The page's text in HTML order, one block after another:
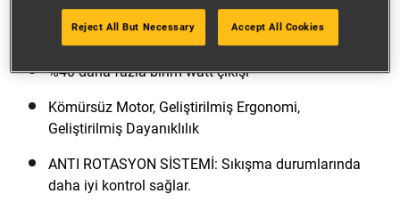
%40 daha fazla birim watt çıkışı
Kömürsüz Motor, Geliştirilmiş Ergonomi,
Geliştirilmiş Dayanıklılık
ANTI ROTASYON SİSTEMİ: Sıkışma durumlarında
daha iyi kontrol sağlar.
Reject All But Necessary Accept All Cookies